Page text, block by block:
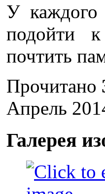
У каждого
подойти
почтить
Прочитано
Апрель
Галерея